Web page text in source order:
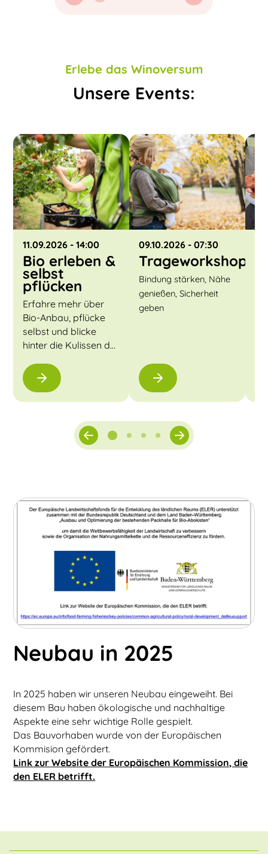
Erlebe das Winoversum
Unsere Events:
11.09.2026 - 14:00
Bio erleben &
selbst
pflücken
Erfahre mehr über
Bio-Anbau, pflücke
selbst und blicke
hinter die Kulissen der
09.10.2026 - 07:30
Trageworkshop
Bindung stärken, Nähe
genießen, Sicherheit
geben
Neubau in 2025
In 2025 haben wir unseren Neubau eingeweiht. Bei
diesem Bau haben ökologische und nachhaltige
Aspekte eine sehr wichtige Rolle gespielt.
Das Bauvorhaben wurde von der Europäischen
Kommision gefördert.
Link zur Website der Europäischen Kommission, die
den ELER betrifft.